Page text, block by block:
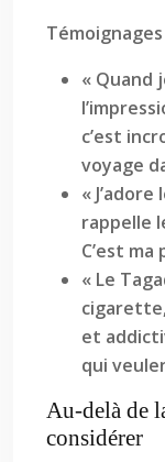
« Quand
c’est
voyage
«
rappelle
C’est
« Le
et
qui
Au-delà de
considérer